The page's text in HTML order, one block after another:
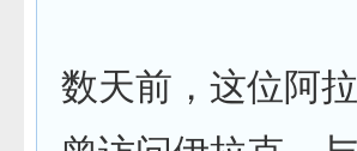
数天前，这位阿